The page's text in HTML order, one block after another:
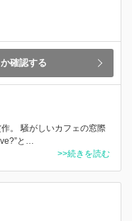
確認する
。 騒がしいカフェの窓際
と…
>>続きを読む